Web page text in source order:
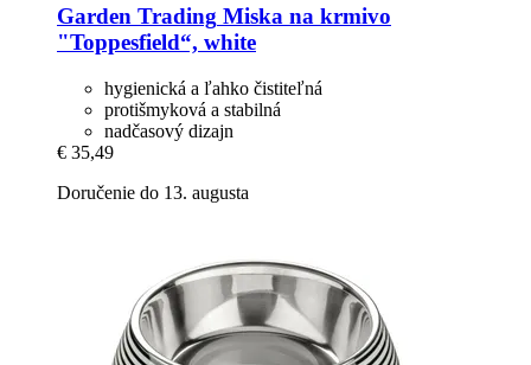
Garden Trading Miska na krmivo
"Toppesfield“, white
hygienická a ľahko čistiteľná
protišmyková a stabilná
nadčasový dizajn
€ 35,49
Doručenie do 13. augusta